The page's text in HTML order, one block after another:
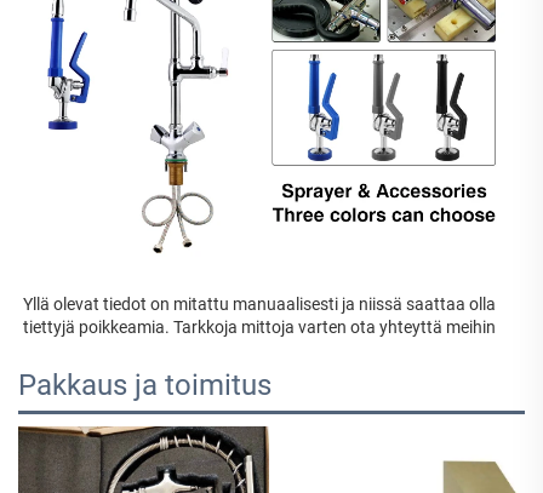
Yllä olevat tiedot on mitattu manuaalisesti ja niissä saattaa olla
tiettyjä poikkeamia. Tarkkoja mittoja varten ota yhteyttä meihin
Pakkaus ja toimitus